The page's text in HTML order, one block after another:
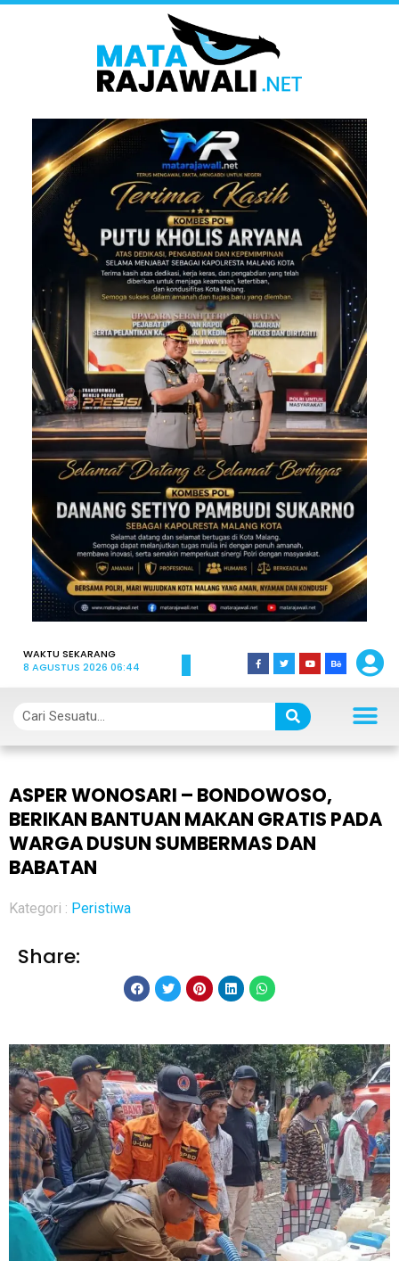
WAKTU SEKARANG
8 AGUSTUS 2026 06:44
ASPER WONOSARI – BONDOWOSO,
BERIKAN BANTUAN MAKAN GRATIS PADA
WARGA DUSUN SUMBERMAS DAN
BABATAN
Kategori : Peristiwa
Share: